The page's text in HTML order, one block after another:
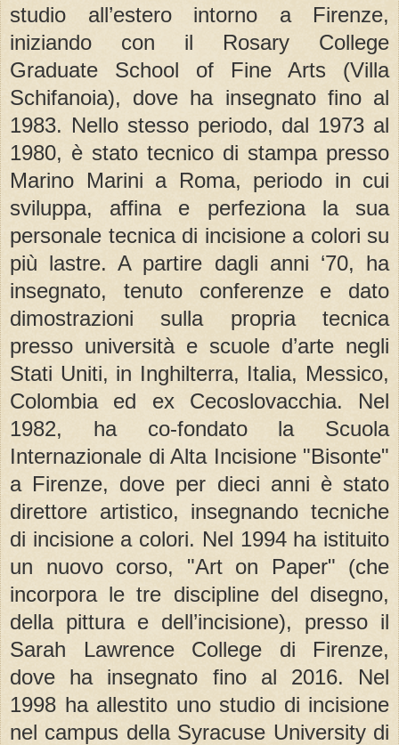
studio all’estero intorno a Firenze,
iniziando con il Rosary College
Graduate School of Fine Arts (Villa
Schifanoia), dove ha insegnato fino al
1983. Nello stesso periodo, dal 1973 al
1980, è stato tecnico di stampa presso
Marino Marini a Roma, periodo in cui
sviluppa, affina e perfeziona la sua
personale tecnica di incisione a colori su
più lastre. A partire dagli anni ‘70, ha
insegnato, tenuto conferenze e dato
dimostrazioni sulla propria tecnica
presso università e scuole d’arte negli
Stati Uniti, in Inghilterra, Italia, Messico,
Colombia ed ex Cecoslovacchia. Nel
1982, ha co-fondato la Scuola
Internazionale di Alta Incisione "Bisonte"
a Firenze, dove per dieci anni è stato
direttore artistico, insegnando tecniche
di incisione a colori. Nel 1994 ha istituito
un nuovo corso, "Art on Paper" (che
incorpora le tre discipline del disegno,
della pittura e dell’incisione), presso il
Sarah Lawrence College di Firenze,
dove ha insegnato fino al 2016. Nel
1998 ha allestito uno studio di incisione
nel campus della Syracuse University di